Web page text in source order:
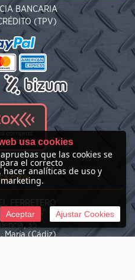
BANCARIA
(TPV)
FERRETERO
Nieves" -
35
María (Cádiz)
usa cookies
que las cookies se
el correcto
analíticas de uso y
Aceptar Ajustar Cookies